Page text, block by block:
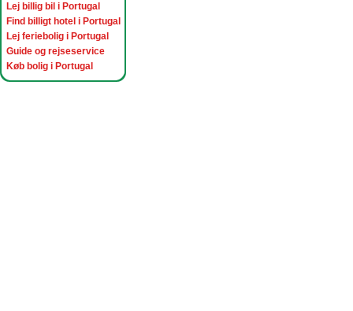
Lej billig bil i Portugal
Find billigt hotel i Portugal
Lej feriebolig i Portugal
Guide og rejseservice
Køb bolig i Portugal